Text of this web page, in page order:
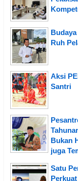
Ruh
Aksi
Santri
Bukan
juga
Satu